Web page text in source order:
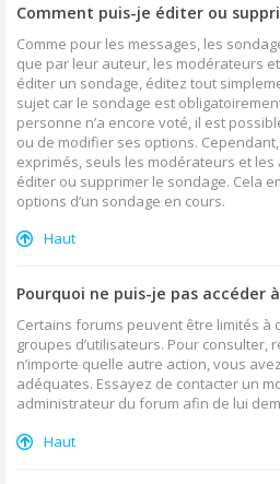
Comment puis-je éditer ou
Comme pour les messages, les
que par leur auteur, les modérateurs
éditer un sondage, éditez tout
sujet car le sondage est
personne n’a encore voté, il est
ou de modifier ses options.
exprimés, seuls les modérateurs et
éditer ou supprimer le sondage. Cela
options d’un sondage en cours.
Haut
Pourquoi ne puis-je pas accéder
Certains forums peuvent être limités à
groupes d’utilisateurs. Pour consulter,
n’importe quelle autre action, vous
adéquates. Essayez de contacter un
administrateur du forum afin de lui
Haut